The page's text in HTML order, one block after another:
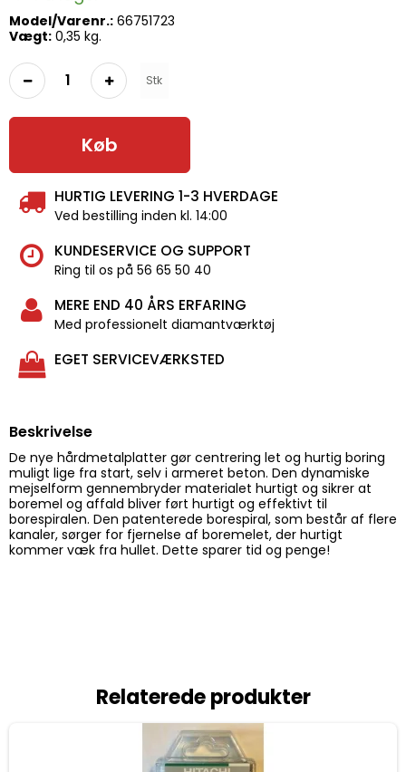
Model/Varenr.: 66751723
Vægt: 0,35 kg.
Stk
Køb
HURTIG LEVERING 1-3 HVERDAGE
Ved bestilling inden kl. 14:00
KUNDESERVICE OG SUPPORT
Ring til os på 56 65 50 40
MERE END 40 ÅRS ERFARING
Med professionelt diamantværktøj
EGET SERVICEVÆRKSTED
Beskrivelse
De nye hårdmetalplatter gør centrering let og hurtig boring
muligt lige fra start, selv i armeret beton. Den dynamiske
mejselform gennembryder materialet hurtigt og sikrer at
boremel og affald bliver ført hurtigt og effektivt til
borespiralen. Den patenterede borespiral, som består af flere
kanaler, sørger for fjernelse af boremelet, der hurtigt
kommer væk fra hullet. Dette sparer tid og penge!
Relaterede produkter